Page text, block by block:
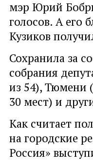
мэр Юрий
голосов. А его
Кузиков
Сохранила за
собрания
из 54), Тюмени
30 мест) и
Как считает
на городские
Россия»